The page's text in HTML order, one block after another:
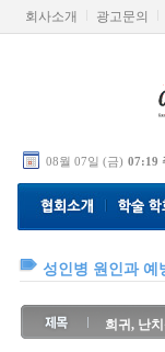
회사소개 광고문의
08월 07일 (금) 07:19
성인병 원인과 예
희귀, 난